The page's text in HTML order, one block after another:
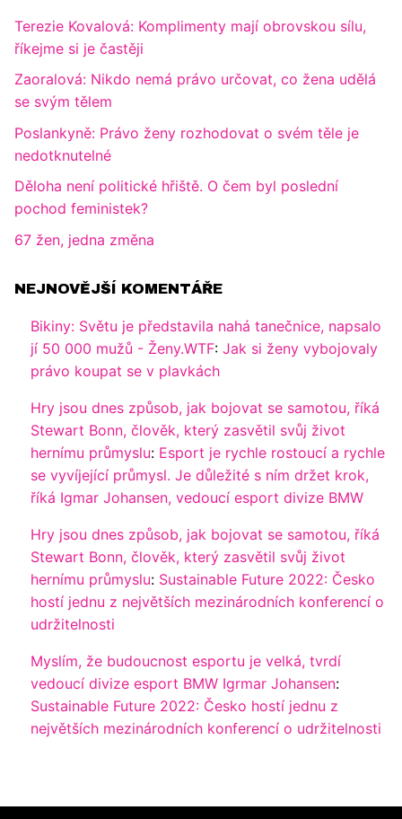
Terezie Kovalová: Komplimenty mají obrovskou sílu,
říkejme si je častěji
Zaoralová: Nikdo nemá právo určovat, co žena udělá
se svým tělem
Poslankyně: Právo ženy rozhodovat o svém těle je
nedotknutelné
Děloha není politické hřiště. O čem byl poslední
pochod feministek?
67 žen, jedna změna
NEJNOVĚJŠÍ KOMENTÁŘE
Bikiny: Světu je představila nahá tanečnice, napsalo
jí 50 000 mužů - Ženy.WTF: Jak si ženy vybojovaly
právo koupat se v plavkách
Hry jsou dnes způsob, jak bojovat se samotou, říká
Stewart Bonn, člověk, který zasvětil svůj život
hernímu průmyslu: Esport je rychle rostoucí a rychle
se vyvíjející průmysl. Je důležité s ním držet krok,
říká Igmar Johansen, vedoucí esport divize BMW
Hry jsou dnes způsob, jak bojovat se samotou, říká
Stewart Bonn, člověk, který zasvětil svůj život
hernímu průmyslu: Sustainable Future 2022: Česko
hostí jednu z největších mezinárodních konferencí o
udržitelnosti
Myslím, že budoucnost esportu je velká, tvrdí
vedoucí divize esport BMW Igrmar Johansen:
Sustainable Future 2022: Česko hostí jednu z
největších mezinárodních konferencí o udržitelnosti